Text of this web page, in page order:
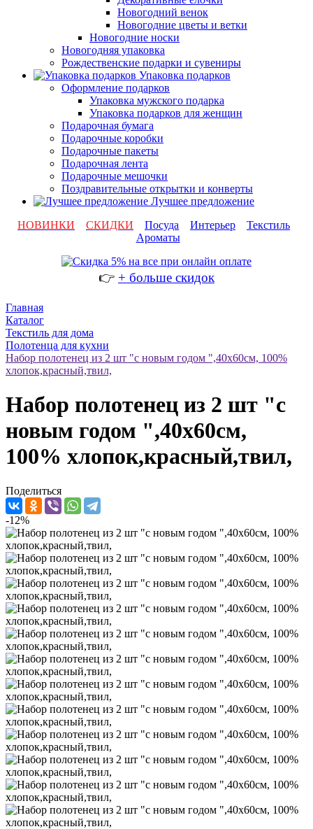
Новогодний венок
Новогодние цветы и ветки
Новогодние носки
Новогодняя упаковка
Рождественские подарки и сувениры
Упаковка подарков
Оформление подарков
Упаковка мужского подарка
Упаковка подарков для женщин
Подарочная бумага
Подарочные коробки
Подарочные пакеты
Подарочная лента
Подарочные мешочки
Поздравительные открытки и конверты
Лучшее предложение
НОВИНКИ
СКИДКИ Посуда Интерьер
Текстиль
Ароматы
👉 + больше скидок
Главная
Каталог
Текстиль для дома
Полотенца для кухни
Набор полотенец из 2 шт "с новым годом ",40х60см, 100%
хлопок,красный,твил,
Набор полотенец из 2 шт "с
новым годом ",40х60см,
100% хлопок,красный,твил,
Поделиться
-12%